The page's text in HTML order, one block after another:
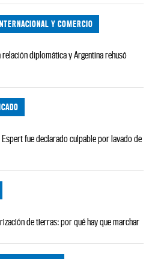
Y COMERCIO
diplomática y Argentina rehusó
fue declarado culpable por lavado de
de tierras: por qué hay que marchar